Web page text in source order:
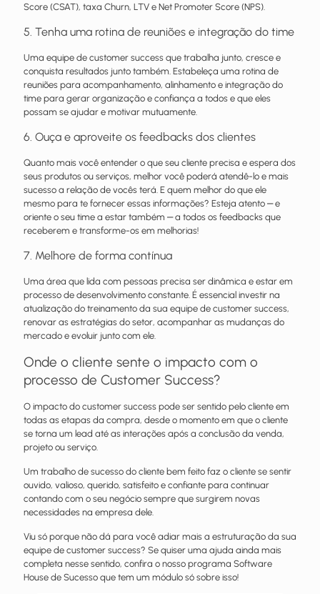
Score (CSAT), taxa Churn, LTV e Net Promoter Score (NPS).
5. Tenha uma rotina de reuniões e integração do time
Uma equipe de customer success que trabalha junto, cresce e
conquista resultados junto também. Estabeleça uma rotina de
reuniões para acompanhamento, alinhamento e integração do
time para gerar organização e confiança a todos e que eles
possam se ajudar e motivar mutuamente.
6. Ouça e aproveite os feedbacks dos clientes
Quanto mais você entender o que seu cliente precisa e espera dos
seus produtos ou serviços, melhor você poderá atendê-lo e mais
sucesso a relação de vocês terá. E quem melhor do que ele
mesmo para te fornecer essas informações? Esteja atento ‒ e
oriente o seu time a estar também ‒ a todos os feedbacks que
receberem e transforme-os em melhorias!
7. Melhore de forma contínua
Uma área que lida com pessoas precisa ser dinâmica e estar em
processo de desenvolvimento constante. É essencial investir na
atualização do treinamento da sua equipe de customer success,
renovar as estratégias do setor, acompanhar as mudanças do
mercado e evoluir junto com ele.
Onde o cliente sente o impacto com o
processo de Customer Success?
O impacto do customer success pode ser sentido pelo cliente em
todas as etapas da compra, desde o momento em que o cliente
se torna um lead até as interações após a conclusão da venda,
projeto ou serviço.
Um trabalho de sucesso do cliente bem feito faz o cliente se sentir
ouvido, valioso, querido, satisfeito e confiante para continuar
contando com o seu negócio sempre que surgirem novas
necessidades na empresa dele.
Viu só porque não dá para você adiar mais a estruturação da sua
equipe de customer success? Se quiser uma ajuda ainda mais
completa nesse sentido, confira o nosso programa Software
House de Sucesso que tem um módulo só sobre isso!